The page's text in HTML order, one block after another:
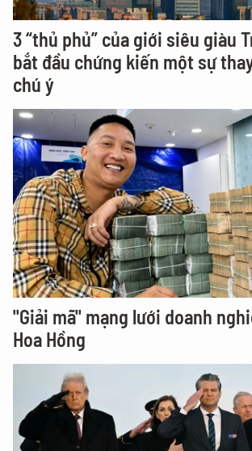
3 “thủ phủ” của giới siêu giàu
bắt đầu chứng kiến một sự
chú ý
"Giải mã" mạng lưới doanh
Hoa Hồng